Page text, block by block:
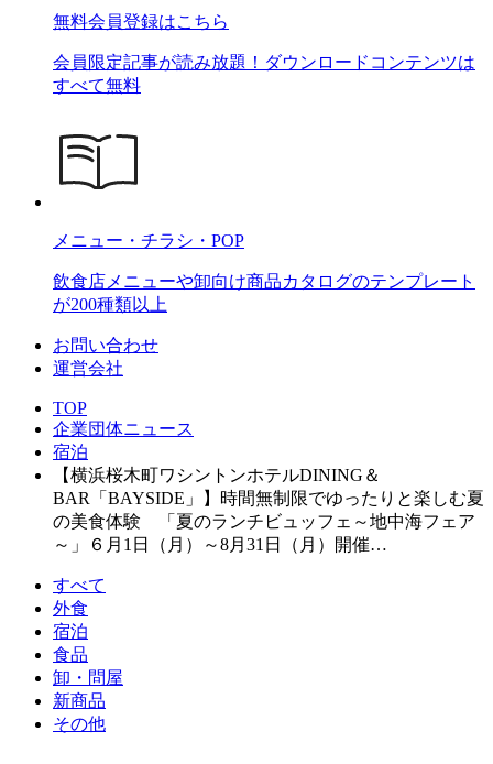
無料会員登録はこちら
会員限定記事が読み放題！ダウンロードコンテンツは
すべて無料
メニュー・チラシ・POP
飲食店メニューや卸向け商品カタログのテンプレート
が200種類以上
お問い合わせ
運営会社
TOP
企業団体ニュース
宿泊
【横浜桜木町ワシントンホテルDINING＆
BAR「BAYSIDE」】時間無制限でゆったりと楽しむ夏
の美食体験 「夏のランチビュッフェ～地中海フェア
～」６月1日（月）～8月31日（月）開催…
すべて
外食
宿泊
食品
卸・問屋
新商品
その他